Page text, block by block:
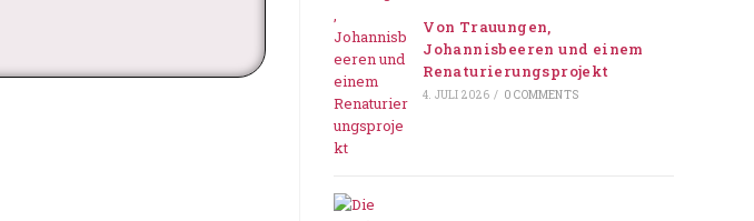
Von Trauungen,
Johannisbeeren und einem
Renaturierungsprojekt
4. JULI 2026 / 0 COMMENTS